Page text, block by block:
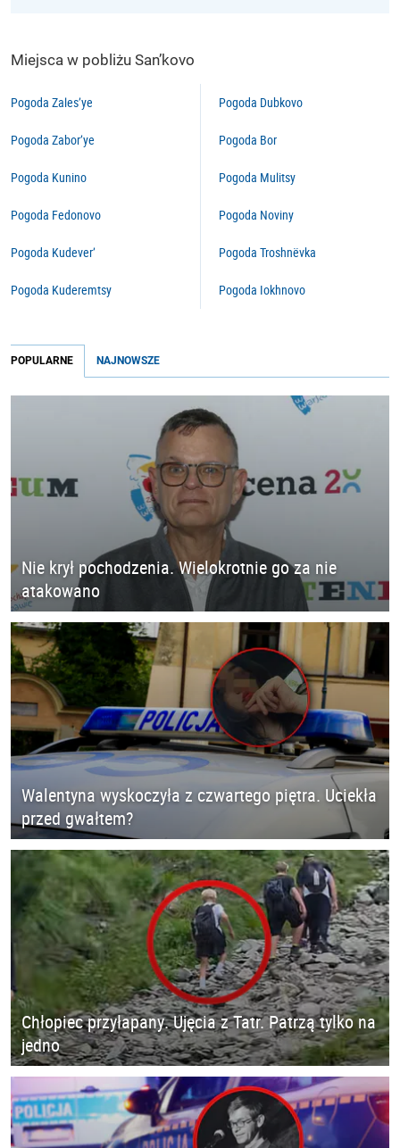
Miejsca w pobliżu San’kovo
Pogoda Zales’ye
Pogoda Zabor’ye
Pogoda Kunino
Pogoda Fedonovo
Pogoda Kudever’
Pogoda Kuderemtsy
Pogoda Dubkovo
Pogoda Bor
Pogoda Mulitsy
Pogoda Noviny
Pogoda Troshnëvka
Pogoda Iokhnovo
POPULARNE NAJNOWSZE
Nie krył pochodzenia. Wielokrotnie go za nie
atakowano
Walentyna wyskoczyła z czwartego piętra. Uciekła
przed gwałtem?
Chłopiec przyłapany. Ujęcia z Tatr. Patrzą tylko na
jedno